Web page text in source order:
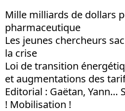
Mille milliards de dollars
pharmaceutique
Les jeunes chercheurs
la crise
Loi de transition
et augmentations des
Editorial : Gaëtan, Yann…
! Mobilisation !